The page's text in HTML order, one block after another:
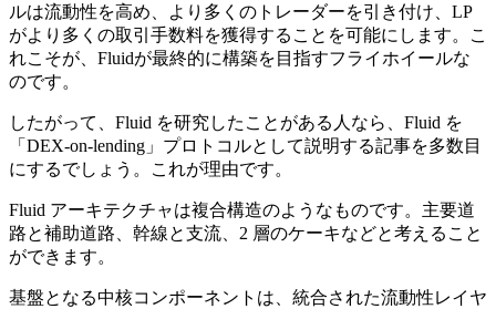
ルは流動性を高め、より多くのトレーダーを引き付け、LP
がより多くの取引手数料を獲得することを可能にします。こ
れこそが、Fluidが最終的に構築を目指すフライホイールな
のです。
したがって、Fluid を研究したことがある人なら、Fluid を
「DEX-on-lending」プロトコルとして説明する記事を多数目
にするでしょう。これが理由です。
Fluid アーキテクチャは複合構造のようなものです。主要道
路と補助道路、幹線と支流、2 層のケーキなどと考えること
ができます。
基盤となる中核コンポーネントは、統合された流動性レイヤ